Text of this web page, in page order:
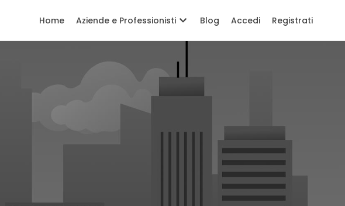
Home Aziende e Professionisti Blog Accedi Registrati